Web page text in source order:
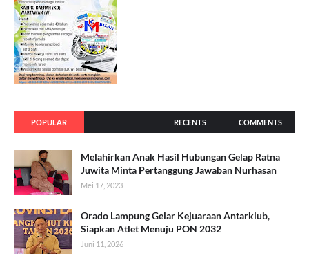
POPULAR RECENTS COMMENTS
Melahirkan Anak Hasil Hubungan Gelap Ratna
Juwita Minta Pertanggung Jawaban Nurhasan
Mei 17, 2023
Orado Lampung Gelar Kejuaraan Antarklub,
Siapkan Atlet Menuju PON 2032
Juni 11, 2026